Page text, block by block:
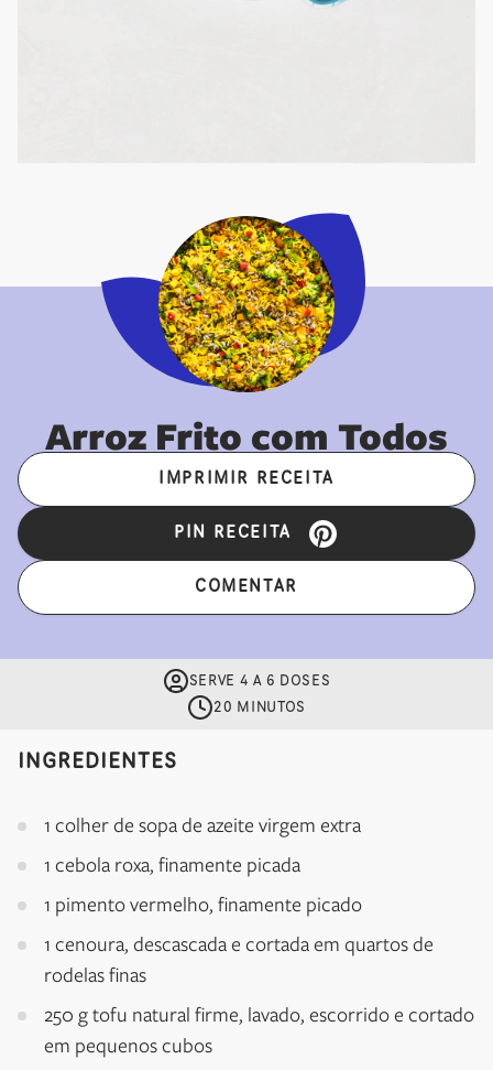
Arroz Frito com Todos
IMPRIMIR RECEITA
PIN RECEITA
COMENTAR
SERVE 4 A 6 DOSES
20 MINUTOS
INGREDIENTES
1 colher de sopa de azeite virgem extra
1 cebola roxa, finamente picada
1 pimento vermelho, finamente picado
1 cenoura, descascada e cortada em quartos de
rodelas finas
250 g tofu natural firme, lavado, escorrido e cortado
em pequenos cubos